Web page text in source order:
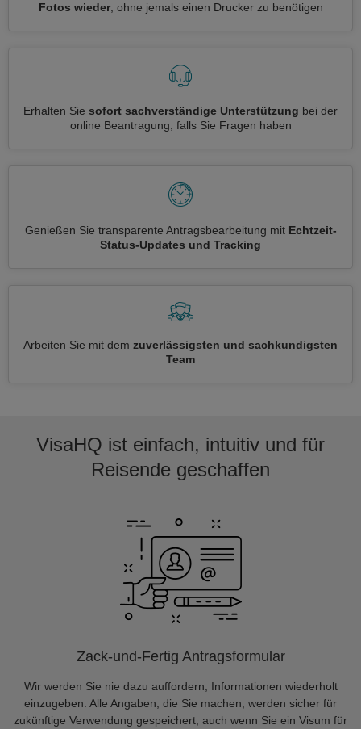
Fotos wieder, ohne jemals einen Drucker zu benötigen
Erhalten Sie sofort sachverständige Unterstützung bei der
online Beantragung, falls Sie Fragen haben
Genießen Sie transparente Antragsbearbeitung mit Echtzeit-
Status-Updates und Tracking
Arbeiten Sie mit dem zuverlässigsten und sachkundigsten
Team
VisaHQ ist einfach, intuitiv und für
Reisende geschaffen
Zack-und-Fertig Antragsformular
Wir werden Sie nie dazu auffordern, Informationen wiederholt
einzugeben. Alle Angaben, die Sie machen, werden sicher für
zukünftige Verwendung gespeichert, auch wenn Sie ein Visum für